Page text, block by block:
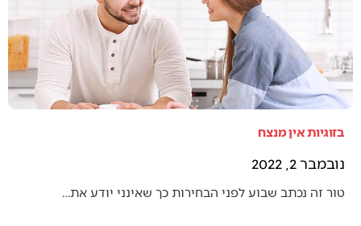
בזוגיות אין מנצח
נובמבר 2, 2022
טור זה נכתב שבוע לפני הבחירות כך שאינני יודע את…